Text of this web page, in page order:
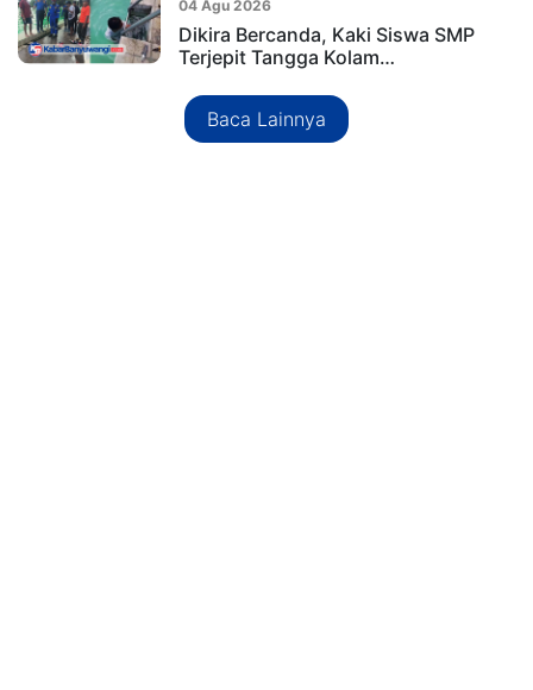
04 Agu 2026
Dikira Bercanda, Kaki Siswa SMP
Terjepit Tangga Kolam…
Baca Lainnya